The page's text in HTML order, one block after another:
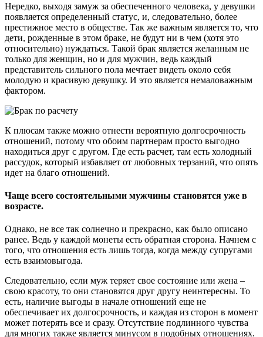
Нередко, выходя замуж за обеспеченного человека, у девушки
появляется определенный статус, и, следовательно, более
престижное место в обществе. Так же важным является то, что
дети, рожденные в этом браке, не будут ни в чем (хотя это
относительно) нуждаться. Такой брак является желанным не
только для женщин, но и для мужчин, ведь каждый
представитель сильного пола мечтает видеть около себя
молодую и красивую девушку. И это является немаловажным
фактором.
К плюсам также можно отнести вероятную долгосрочность
отношений, потому что обоим партнерам просто выгодно
находиться друг с другом. Где есть расчет, там есть холодный
рассудок, который избавляет от любовных терзаний, что опять
идет на благо отношений.
Чаще всего состоятельными мужчины становятся уже в
возрасте.
Однако, не все так солнечно и прекрасно, как было описано
ранее. Ведь у каждой монеты есть обратная сторона. Начнем с
того, что отношения есть лишь тогда, когда между супругами
есть взаимовыгода.
Следовательно, если муж теряет свое состояние или жена –
свою красоту, то они становятся друг другу неинтересны. То
есть, наличие выгоды в начале отношений еще не
обеспечивает их долгосрочность, и каждая из сторон в момент
может потерять все и сразу. Отсутствие подлинного чувства
для многих также является минусом в подобных отношениях.